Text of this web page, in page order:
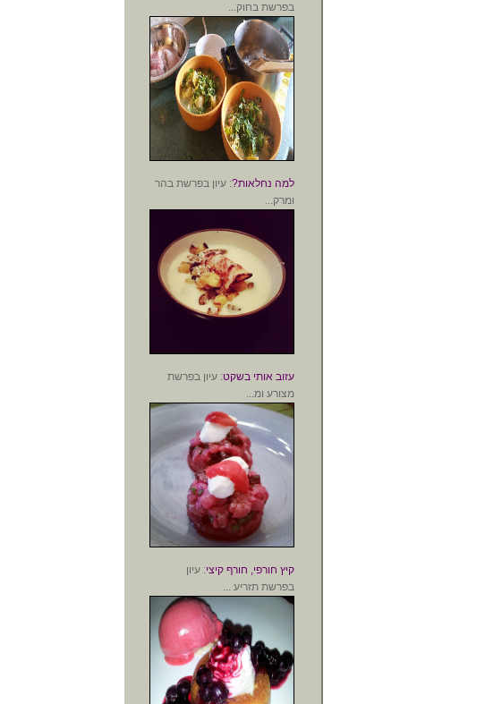
בפרשת בחוק...
למה נחלאות?: עיון בפרשת בהר
ומרק...
עזוב אותי בשקט: עיון בפרשת
מצורע ומ...
קיץ חורפי, חורף קיצי: עיון
בפרשת תזריע ...